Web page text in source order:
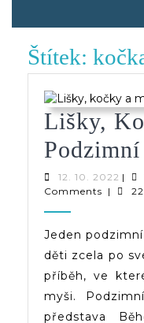
Štítek:
Lišky,
12. 10. 2022 12.
10.
|
Comments |
Jeden
děti zcela po
příběh, ve
myši.
představa